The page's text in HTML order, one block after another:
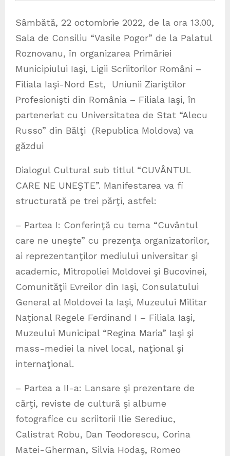
Sâmbătă, 22 octombrie 2022, de la ora 13.00,
Sala de Consiliu “Vasile Pogor” de la Palatul
Roznovanu, în organizarea Primăriei
Municipiului Iaşi, Ligii Scriitorilor Români –
Filiala Iaşi-Nord Est, Uniunii Ziariştilor
Profesionişti din România – Filiala Iaşi, în
parteneriat cu Universitatea de Stat “Alecu
Russo” din Bălţi (Republica Moldova) va
găzdui
Dialogul Cultural sub titlul “CUVÂNTUL
CARE NE UNEŞTE”. Manifestarea va fi
structurată pe trei părţi, astfel:
– Partea I: Conferinţă cu tema “Cuvântul
care ne uneşte” cu prezenţa organizatorilor,
ai reprezentanţilor mediului universitar şi
academic, Mitropoliei Moldovei şi Bucovinei,
Comunităţii Evreilor din Iaşi, Consulatului
General al Moldovei la Iaşi, Muzeului Militar
Naţional Regele Ferdinand I – Filiala Iaşi,
Muzeului Municipal “Regina Maria” Iaşi şi
mass-mediei la nivel local, naţional şi
internaţional.
– Partea a II-a: Lansare şi prezentare de
cărţi, reviste de cultură şi albume
fotografice cu scriitorii Ilie Serediuc,
Calistrat Robu, Dan Teodorescu, Corina
Matei-Gherman, Silvia Hodaş, Romeo